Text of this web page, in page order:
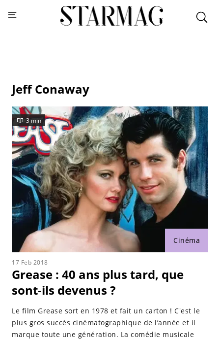
Jeff Conaway
Cinéma
3 min
17 Feb 2018
Grease : 40 ans plus tard, que
sont-ils devenus ?
Le film Grease sort en 1978 et fait un carton ! C'est le
plus gros succès cinématographique de l’année et il
marque toute une génération. La comédie musicale